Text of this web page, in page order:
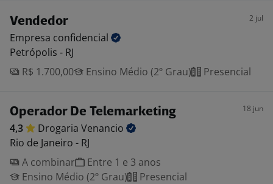
Vendedor 2 jul
Empresa confidencial
Petrópolis - RJ
R$ 1.700,00
Ensino Médio (2º Grau) Presencial
Operador De Telemarketing 18 jun
4,3 Drogaria Venancio
Rio de Janeiro - RJ
A combinar
Entre 1 e 3 anos
Ensino Médio (2º Grau)
Presencial